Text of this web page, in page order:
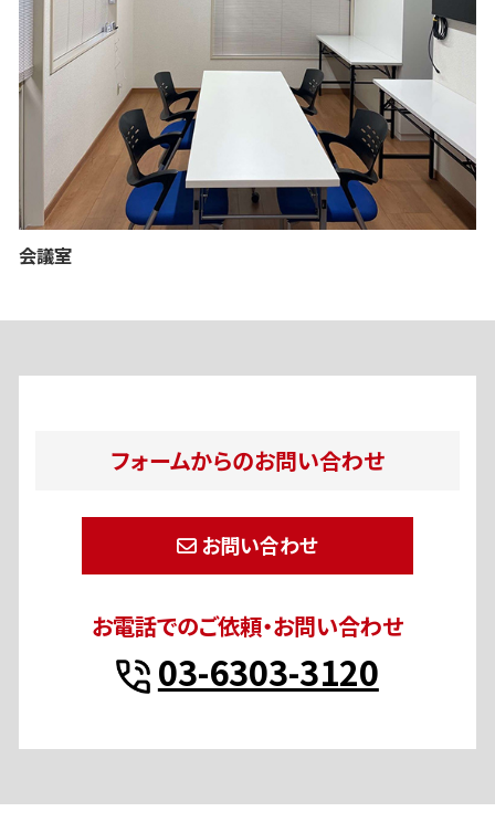
会議室
フォームからのお問い合わせ
お問い合わせ
お電話でのご依頼・お問い合わせ
03-6303-3120